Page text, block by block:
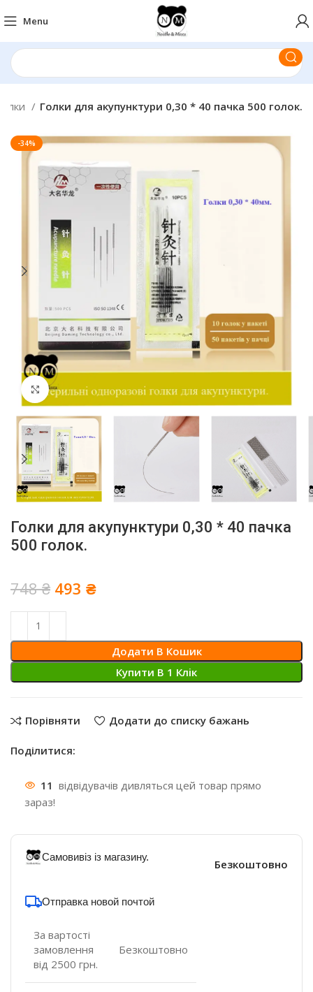
Menu
Голки для акупунктури 0,30 * 40 пачка 500 голок.
-34%
Click to enlarge
Голки для акупунктури 0,30 * 40 пачка
500 голок.
748₴ Оригінальна
493 ₴Поточна
Додати В Кошик
Купити В 1 Клiк
Порівняти Додати до списку бажань
Поділитися:
11 відвідувачів дивляться цей товар прямо
зараз!
Самовивіз із магазину.
Безкоштовно
Отправка новой почтой
За вартості
замовлення
від 2500 грн.
Безкоштовно